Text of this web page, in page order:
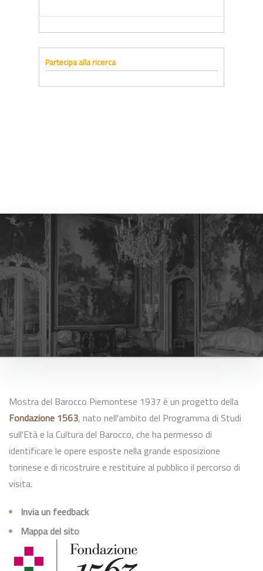
Partecipa alla ricerca
Mostra del Barocco Piemontese 1937 è un progetto della
Fondazione 1563, nato nell'ambito del Programma di Studi
sull'Età e la Cultura del Barocco, che ha permesso di
identificare le opere esposte nella grande esposizione
torinese e di ricostruire e restituire al pubblico il percorso di
visita.
Invia un feedback
Mappa del sito